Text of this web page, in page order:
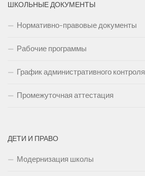
ШКОЛЬНЫЕ ДОКУМЕНТЫ
Нормативно-правовые документы
Рабочие программы
График административного контроля
Промежуточная аттестация
ДЕТИ И ПРАВО
Модернизация школы